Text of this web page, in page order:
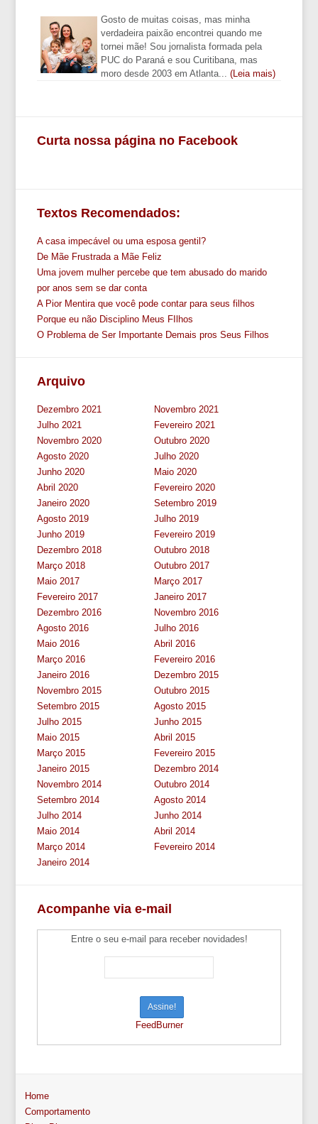
Gosto de muitas coisas, mas minha
verdadeira paixão encontrei quando me
tornei mãe! Sou jornalista formada pela
PUC do Paraná e sou Curitibana, mas
moro desde 2003 em Atlanta...(Leia mais)
Curta nossa página no Facebook
Textos Recomendados:
A casa impecável ou uma esposa gentil?
De Mãe Frustrada a Mãe Feliz
Uma jovem mulher percebe que tem abusado do marido
por anos sem se dar conta
A Pior Mentira que você pode contar para seus filhos
Porque eu não Disciplino Meus FIlhos
O Problema de Ser Importante Demais pros Seus Filhos
Arquivo
Dezembro 2021
Novembro 2021
Julho 2021
Fevereiro 2021
Novembro 2020
Outubro 2020
Agosto 2020
Julho 2020
Junho 2020
Maio 2020
Abril 2020
Fevereiro 2020
Janeiro 2020
Setembro 2019
Agosto 2019
Julho 2019
Junho 2019
Fevereiro 2019
Dezembro 2018
Outubro 2018
Março 2018
Outubro 2017
Maio 2017
Março 2017
Fevereiro 2017
Janeiro 2017
Dezembro 2016
Novembro 2016
Agosto 2016
Julho 2016
Maio 2016
Abril 2016
Março 2016
Fevereiro 2016
Janeiro 2016
Dezembro 2015
Novembro 2015
Outubro 2015
Setembro 2015
Agosto 2015
Julho 2015
Junho 2015
Maio 2015
Abril 2015
Março 2015
Fevereiro 2015
Janeiro 2015
Dezembro 2014
Novembro 2014
Outubro 2014
Setembro 2014
Agosto 2014
Julho 2014
Junho 2014
Maio 2014
Abril 2014
Março 2014
Fevereiro 2014
Janeiro 2014
Acompanhe via e-mail
Entre o seu e-mail para receber novidades!
FeedBurner
Home
Comportamento